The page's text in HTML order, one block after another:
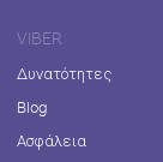
VIBER
Δυνατότητες
Blog
Ασφάλεια